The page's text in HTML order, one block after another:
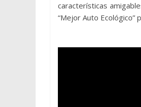
características
“Mejor Auto Ecológico”